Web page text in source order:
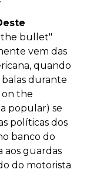
bullet"
vem das
quando
durante
on the
popular) se
políticas dos
banco do
aos guardas
do motorista